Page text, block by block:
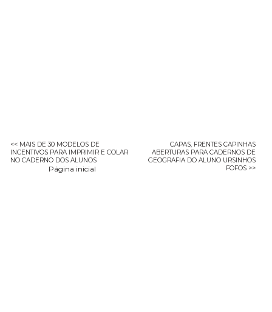
<< MAIS DE 30 MODELOS DE
INCENTIVOS PARA IMPRIMIR E COLAR
NO CADERNO DOS ALUNOS
CAPAS, FRENTES CAPINHAS
ABERTURAS PARA CADERNOS DE
GEOGRAFIA DO ALUNO URSINHOS
FOFOS >>
Página inicial